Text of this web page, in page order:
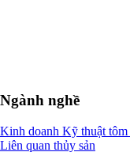
Ngành nghề
Kinh doanh Kỹ thuật tôm
Liên quan thủy sản